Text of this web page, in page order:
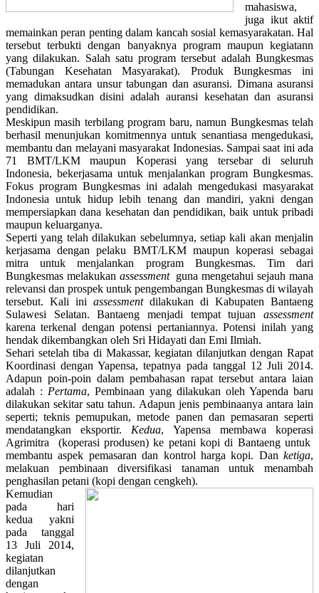
mahasiswa,
juga ikut aktif
memainkan peran penting dalam kancah sosial kemasyarakatan. Hal
tersebut terbukti dengan banyaknya program maupun kegiatann
yang dilakukan. Salah satu program tersebut adalah Bungkesmas
(Tabungan Kesehatan Masyarakat). Produk Bungkesmas ini
memadukan antara unsur tabungan dan asuransi. Dimana asuransi
yang dimaksudkan disini adalah auransi kesehatan dan asuransi
pendidikan.
Meskipun masih terbilang program baru, namun Bungkesmas telah
berhasil menunjukan komitmennya untuk senantiasa mengedukasi,
membantu dan melayani masyarakat Indonesias. Sampai saat ini ada
71 BMT/LKM maupun Koperasi yang tersebar di seluruh
Indonesia, bekerjasama untuk menjalankan program Bungkesmas.
Fokus program Bungkesmas ini adalah mengedukasi masyarakat
Indonesia untuk hidup lebih tenang dan mandiri, yakni dengan
mempersiapkan dana kesehatan dan pendidikan, baik untuk pribadi
maupun keluarganya.
Seperti yang telah dilakukan sebelumnya, setiap kali akan menjalin
kerjasama dengan pelaku BMT/LKM maupun koperasi sebagai
mitra untuk menjalankan program Bungkesmas. Tim dari
Bungkesmas melakukan assessmentguna mengetahui sejauh mana
relevansi dan prospek untuk pengembangan Bungkesmas di wilayah
tersebut. Kali ini assessmentdilakukan di Kabupaten Bantaeng
Sulawesi Selatan. Bantaeng menjadi tempat tujuan assessment
karena terkenal dengan potensi pertaniannya. Potensi inilah yang
hendak dikembangkan oleh Sri Hidayati dan Emi Ilmiah.
Sehari setelah tiba di Makassar, kegiatan dilanjutkan dengan Rapat
Koordinasi dengan Yapensa, tepatnya pada tanggal 12 Juli 2014.
Adapun poin-poin dalam pembahasan rapat tersebut antara laian
adalah : Pertama, Pembinaan yang dilakukan oleh Yapenda baru
dilakukan sekitar satu tahun. Adapun jenis pembinaanya antara lain
seperti; teknis pemupukan, metode panen dan pemasaran seperti
mendatangkan eksportir. Kedua, Yapensa membawa koperasi
Agrimitra (koperasi produsen) ke petani kopi di Bantaeng untuk
membantu aspek pemasaran dan kontrol harga kopi. Dan ketiga,
melakuan pembinaan diversifikasi tanaman untuk menambah
penghasilan petani (kopi dengan cengkeh).
Kemudian
pada hari
kedua yakni
pada tanggal
13 Juli 2014,
kegiatan
dilanjutkan
dengan